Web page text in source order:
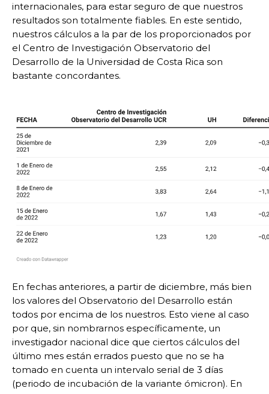
internacionales, para estar seguro de que nuestros
resultados son totalmente fiables. En este sentido,
nuestros cálculos a la par de los proporcionados por
el Centro de Investigación Observatorio del
Desarrollo de la Universidad de Costa Rica son
bastante concordantes.
En fechas anteriores, a partir de diciembre, más bien
los valores del Observatorio del Desarrollo están
todos por encima de los nuestros. Esto viene al caso
por que, sin nombrarnos específicamente, un
investigador nacional dice que ciertos cálculos del
último mes están errados puesto que no se ha
tomado en cuenta un intervalo serial de 3 días
(periodo de incubación de la variante ómicron). En